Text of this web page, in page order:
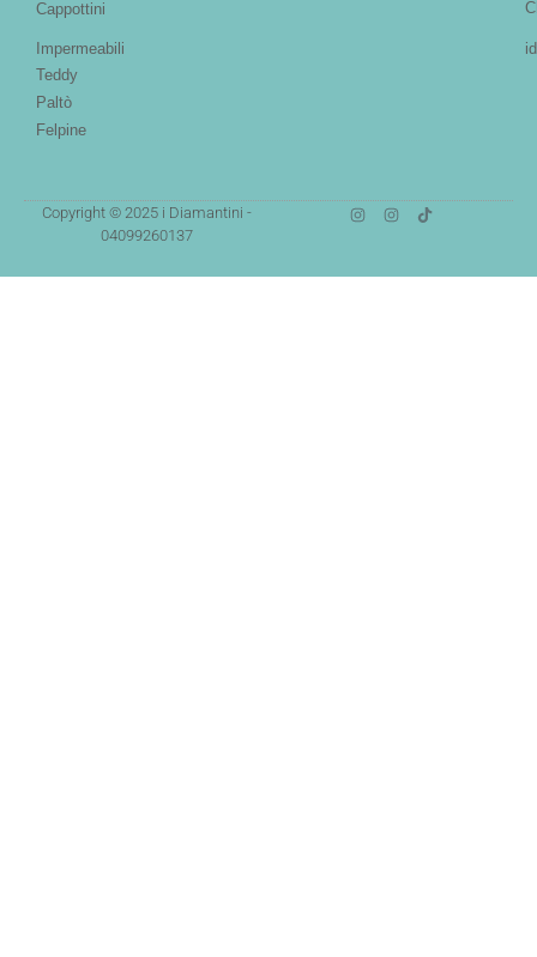
Cappottini
Impermeabili
Teddy
Paltò
Felpine
Copyright © 2025 i Diamantini -
04099260137